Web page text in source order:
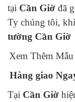
tại Cần Giờ đã
Ty chúng tôi,
tường Cần Giờ
Xem Thêm
Hàng giao
Tại Cần Giờ